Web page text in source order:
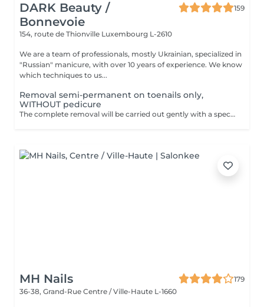
DARK Beauty /
Bonnevoie
159
154, route de Thionville Luxembourg L-2610
We are a team of professionals, mostly Ukrainian, specialized in
"Russian" manicure, with over 10 years of experience. We know
which techniques to us...
Removal semi-permanent on toenails only,
WITHOUT pedicure
The complete removal will be carried out gently with a special nail drill bit Included in the service : Shape and file nails.
MH Nails
179
36-38, Grand-Rue Centre / Ville-Haute L-1660